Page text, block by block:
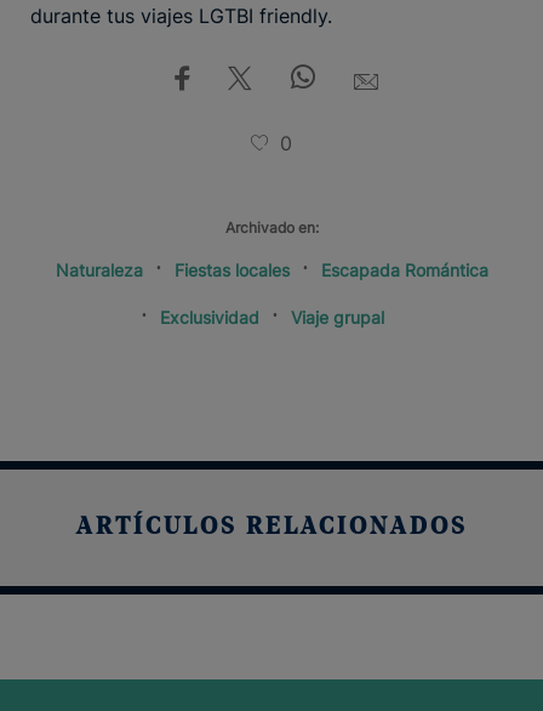
durante tus viajes LGTBI friendly.
0
Archivado en:
Naturaleza Fiestas locales Escapada Romántica
Exclusividad Viaje grupal
ARTÍCULOS RELACIONADOS